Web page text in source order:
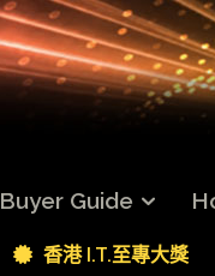
Buyer Guide
香港 I.T.至專大獎